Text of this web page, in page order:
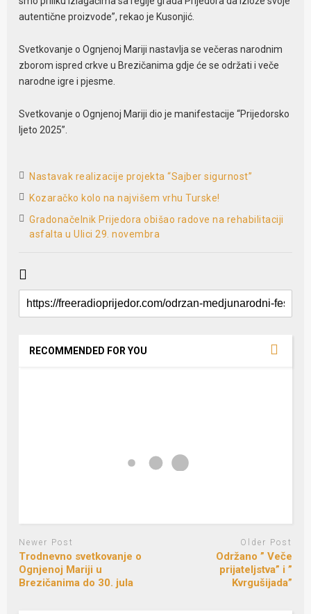
autentične proizvode”, rekao je Kusonjić.
Svetkovanje o Ognjenoj Mariji nastavlja se večeras narodnim
zborom ispred crkve u Brezičanima gdje će se održati i veče
narodne igre i pjesme.
Svetkovanje o Ognjenoj Mariji dio je manifestacije “Prijedorsko
ljeto 2025”.
Nastavak realizacije projekta “Sajber sigurnost”
Kozaračko kolo na najvišem vrhu Turske!
Gradonačelnik Prijedora obišao radove na rehabilitaciji
asfalta u Ulici 29. novembra
RECOMMENDED FOR YOU
Newer Post
Trodnevno svetkovanje o
Ognjenoj Mariji u
Brezičanima do 30. jula
Older Post
Održano ” Veče
prijateljstva” i ”
Kvrgušijada”